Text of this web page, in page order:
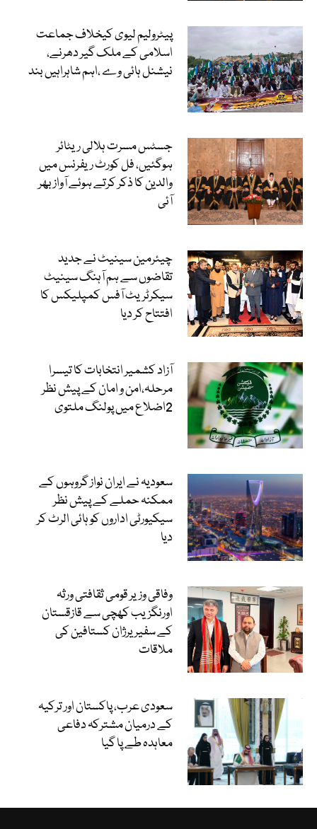
پیٹرولیم لیوی کیخلاف جماعت
اسلامی کے ملک گیر دھرنے،
نیشنل ہائی وے ،اہم شاہراہیں بند
جسٹس مسرت ہلالی ریٹائر
ہوگئیں، فل کورٹ ریفرنس میں
والدین کا ذکر کرتے ہوئے آواز بھر
آئی
چیئرمین سینیٹ نے جدید
تقاضوں سے ہم آہنگ سینیٹ
سیکرٹریٹ آفس کمپلیکس کا
افتتاح کر دیا
آزاد کشمیر انتخابات کا تیسرا
مرحلہ،امن و امان کے پیش نظر
2اضلاع میں پولنگ ملتوی
سعودیہ نے ایران نواز گروہوں کے
ممکنہ حملے کے پیش نظر
سیکیورٹی اداروں کو ہائی الرٹ کر
دیا
وفاقی وزیر قومی ثقافتی ورثہ
اورنگزیب کھچی سے قازقستان
کے سفیر یرژان کستافین کی
ملاقات
سعودی عرب، پاکستان اور ترکیہ
کے درمیان مشترکہ دفاعی
معاہدہ طے پا گیا